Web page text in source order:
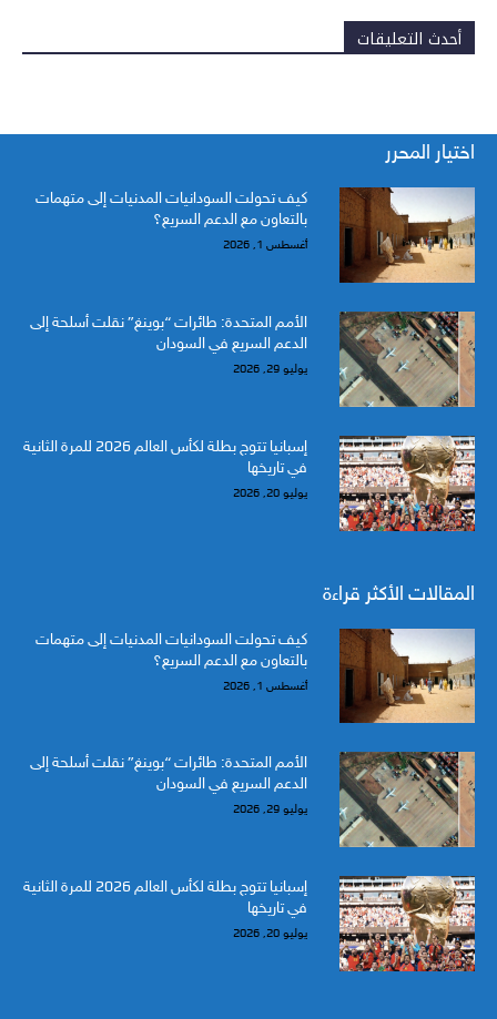
أحدث التعليقات
اختيار المحرر
كيف تحولت السودانيات المدنيات إلى متهمات
بالتعاون مع الدعم السريع؟
أغسطس 1, 2026
الأمم المتحدة: طائرات “بوينغ” نقلت أسلحة إلى
الدعم السريع في السودان
يوليو 29, 2026
إسبانيا تتوج بطلة لكأس العالم 2026 للمرة الثانية
في تاريخها
يوليو 20, 2026
المقالات الأكثر قراءة
كيف تحولت السودانيات المدنيات إلى متهمات
بالتعاون مع الدعم السريع؟
أغسطس 1, 2026
الأمم المتحدة: طائرات “بوينغ” نقلت أسلحة إلى
الدعم السريع في السودان
يوليو 29, 2026
إسبانيا تتوج بطلة لكأس العالم 2026 للمرة الثانية
في تاريخها
يوليو 20, 2026